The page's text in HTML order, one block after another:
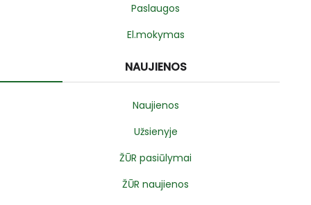
Paslaugos
El.mokymas
NAUJIENOS
Naujienos
Užsienyje
ŽŪR pasiūlymai
ŽŪR naujienos